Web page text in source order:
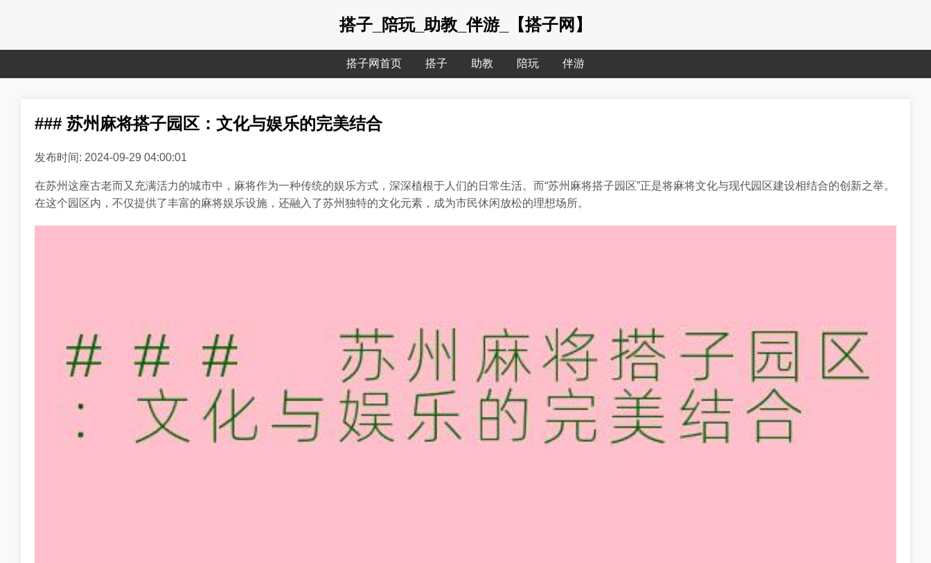
搭子_陪玩_助教_伴游_【搭子网】
搭子网首页 搭子 助教 陪玩 伴游
### 苏州麻将搭子园区：文化与娱乐的完美结合
发布时间: 2024-09-29 04:00:01
在苏州这座古老而又充满活力的城市中，麻将作为一种传统的娱乐方式，深深植根于人们的日常生活。而“苏州麻将搭子园区”正是将麻将文化与现代园区建设相结合的创新之举。
在这个园区内，不仅提供了丰富的麻将娱乐设施，还融入了苏州独特的文化元素，成为市民休闲放松的理想场所。